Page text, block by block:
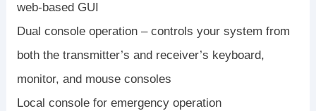
web-based GUI
Dual console operation – controls your system from
both the transmitter’s and receiver’s keyboard,
monitor, and mouse consoles
Local console for emergency operation